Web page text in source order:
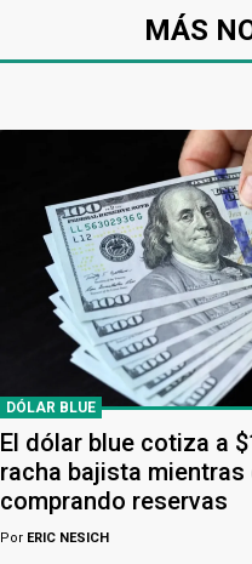
MÁS
DÓLAR BLUE
El dólar blue cotiza a
racha bajista mientras
comprando reservas
Por ERIC NESICH